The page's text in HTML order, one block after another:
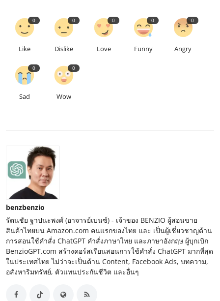
0
Like
0
Dislike
0
Love
0
Funny
0
Angry
0
Sad
0
Wow
benzbenzio
รัตนชัย ฐาปนะพงศ์ (อาจารย์เบนซ์) - เจ้าของ BENZIO ผู้สอนขาย
สินค้าไทยบน Amazon.com คนแรกของไทย และ เป็นผู้เชี่ยวชาญด้าน
การสอนใช้คำสั่ง ChatGPT คำสั่งภาษาไทย และภาษาอังกฤษ ผู้บุกเบิก
BenzioGPT.com สร้างคอร์สเรียนสอนการใช้คำสั่ง ChatGPT มากที่สุด
ในประเทศไทย ไม่ว่าจะเป็นด้าน Content, Facebook Ads, บทความ,
อสังหาริมทรัพย์, ตัวแทนประกันชีวิต และอื่นๆ